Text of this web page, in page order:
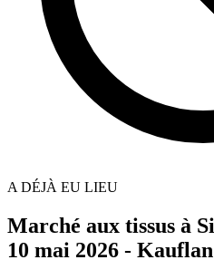
A DÉJÀ EU LIEU
Marché aux tissus à
10 mai 2026 -